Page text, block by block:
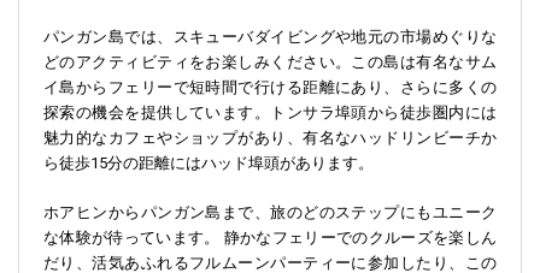
パンガン島では、スキューバダイビングや地元の市場めぐりな
どのアクティビティをお楽しみください。この島は有名なサム
イ島からフェリーで短時間で行ける距離にあり、さらに多くの
探索の機会を提供しています。トンサラ埠頭から徒歩圏内には
魅力的なカフェやショップがあり、有名なハッドリンビーチか
ら徒歩15分の距離にはハッド埠頭があります。
ホアヒンからパンガン島まで、旅のどのステップにもユニーク
な体験が待っています。 静かなフェリーでのクルーズを楽しん
だり、活気あふれるフルムーンパーティーに参加したり、この